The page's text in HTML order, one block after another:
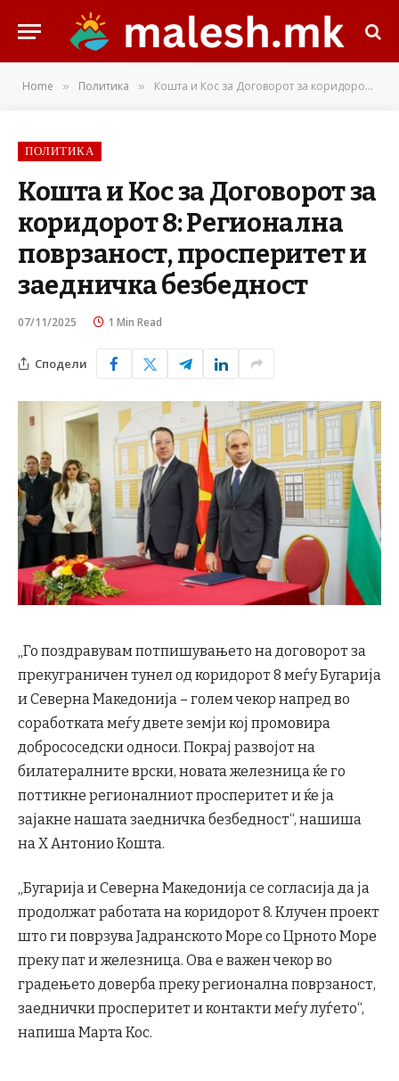
Home » Политика » Кошта и Кос за Договорот за коридорот 8: Регионална поврзаност, просперитет и заедничка безбедност
ПОЛИТИКА
Кошта и Кос за Договорот за
коридорот 8: Регионална
поврзаност, просперитет и
заедничка безбедност
07/11/2025 1 Min Read
Сподели
„Го поздравувам потпишувањето на договорот за
прекуграничен тунел од коридорот 8 меѓу Бугарија
и Северна Македонија – голем чекор напред во
соработката меѓу двете земји кој промовира
добрососедски односи. Покрај развојот на
билатералните врски, новата железница ќе го
поттикне регионалниот просперитет и ќе ја
зајакне нашата заедничка безбедност“, нашиша
на Х Антонио Кошта.
„Бугарија и Северна Македонија се согласија да ја
продолжат работата на коридорот 8. Клучен проект
што ги поврзува Јадранското Море со Црното Море
преку пат и железница. Ова е важен чекор во
градењето доверба преку регионална поврзаност,
заеднички просперитет и контакти меѓу луѓето“,
напиша Марта Кос.